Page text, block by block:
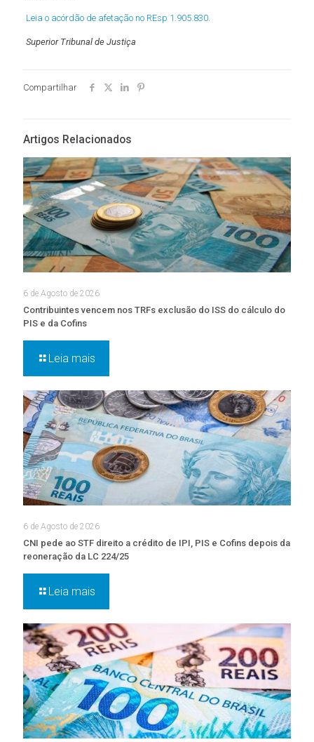
Leia o acórdão de afetação no REsp 1.905.830.
Superior Tribunal de Justiça
Compartilhar
Artigos Relacionados
6 de Agosto de 2026
Contribuintes vencem nos TRFs exclusão do ISS do cálculo do
PIS e da Cofins
Leia mais
6 de Agosto de 2026
CNI pede ao STF direito a crédito de IPI, PIS e Cofins depois da
reoneração da LC 224/25
Leia mais